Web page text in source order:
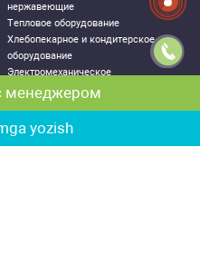
нержавеющие
Тепловое оборудование
Хлебопекарное и кондитерское
оборудование
Электромеханическое
оборудование
Посудомоечное оборудование
Стеллажи металлические
менеджером
yozish